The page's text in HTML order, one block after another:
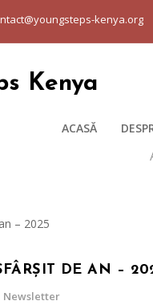
kenya.org
ACASĂ
DE AN –
Newsletter